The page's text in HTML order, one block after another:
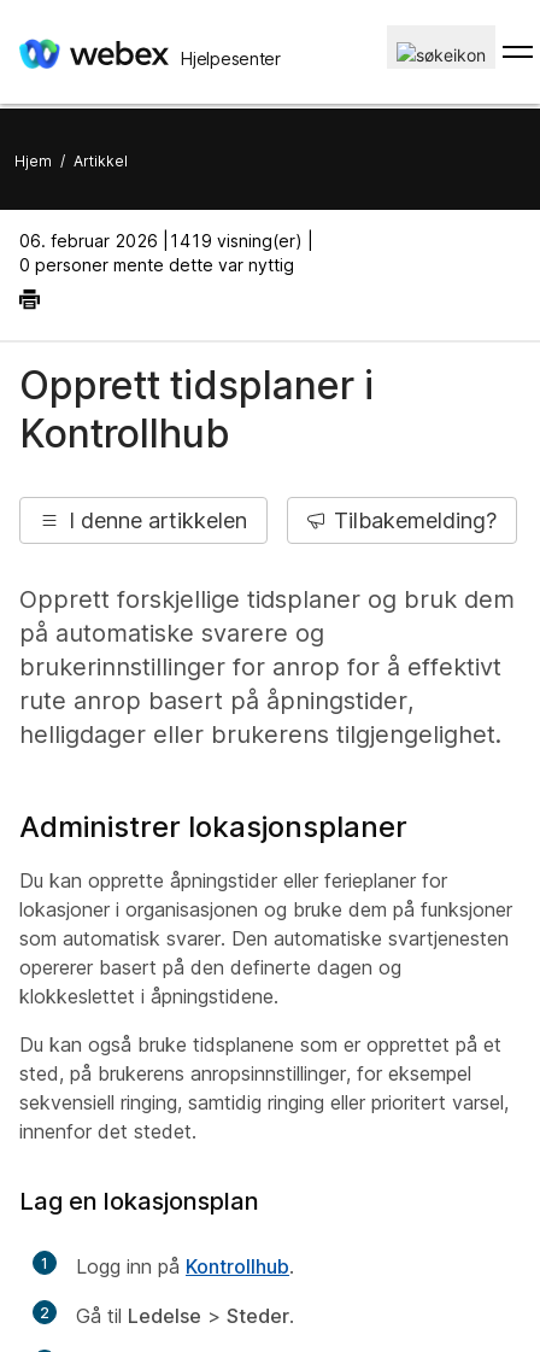
Hjelpesenter
Hjem / Artikkel
06. februar 2026 |
1419 visning(er) |
0 personer mente dette var nyttig
Opprett tidsplaner i
Kontrollhub
I denne artikkelen Tilbakemelding?
Opprett forskjellige tidsplaner og bruk dem
på automatiske svarere og
brukerinnstillinger for anrop for å effektivt
rute anrop basert på åpningstider,
helligdager eller brukerens tilgjengelighet.
Administrer lokasjonsplaner
Du kan opprette åpningstider eller ferieplaner for
lokasjoner i organisasjonen og bruke dem på funksjoner
som automatisk svarer. Den automatiske svartjenesten
opererer basert på den definerte dagen og
klokkeslettet i åpningstidene.
Du kan også bruke tidsplanene som er opprettet på et
sted, på brukerens anropsinnstillinger, for eksempel
sekvensiell ringing, samtidig ringing eller prioritert varsel,
innenfor det stedet.
Lag en lokasjonsplan
1 Logg inn på Kontrollhub.
2 Gå til Ledelse > Steder.